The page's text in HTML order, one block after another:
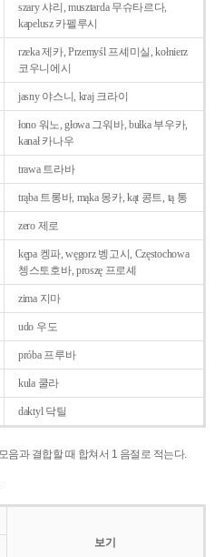
szary 샤리, musztarda 무슈타르다,
kapelusz 카펠루시
rzeka 제카, Przemyśl 프셰미실, kołnierz
코우니에시
jasny 야스니, kraj 크라이
łono 워노, głowa 그워바, bułka 부우카,
kanał 카나우
trawa 트라바
trąba 트롱바, mąka 몽카, kąt 콩트, tą 통
zero 제로
kępa 켕파, węgorz 벵고시, Częstochowa
쳉스토호바, proszę 프로셰
zima 지마
udo 우도
próba 프루바
kula 쿨라
daktyl 닥틸
음과 결합할 때 합쳐서 1 음절로 적는다.
보기